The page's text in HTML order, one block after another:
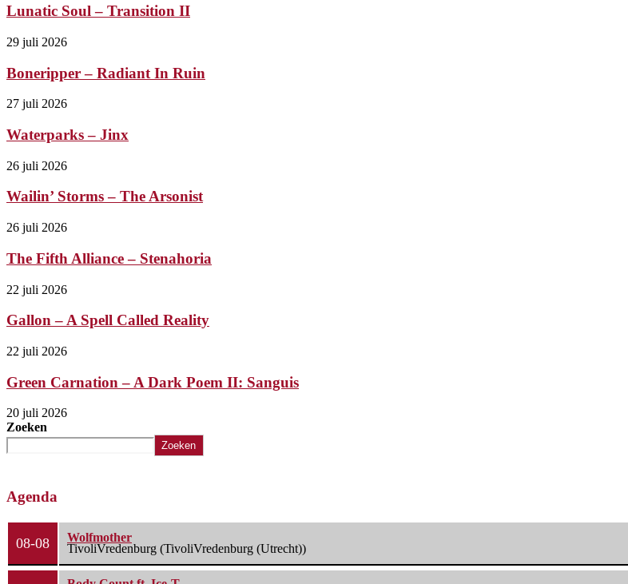
Lunatic Soul – Transition II
29 juli 2026
Boneripper – Radiant In Ruin
27 juli 2026
Waterparks – Jinx
26 juli 2026
Wailin’ Storms – The Arsonist
26 juli 2026
The Fifth Alliance – Stenahoria
22 juli 2026
Gallon – A Spell Called Reality
22 juli 2026
Green Carnation – A Dark Poem II: Sanguis
20 juli 2026
Zoeken
Zoeken
Agenda
08-08
Wolfmother
TivoliVredenburg (TivoliVredenburg (Utrecht))